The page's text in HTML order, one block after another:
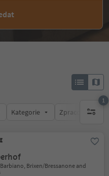
Kategorie Zpracovává
1
1
Brixen/Bressanone and